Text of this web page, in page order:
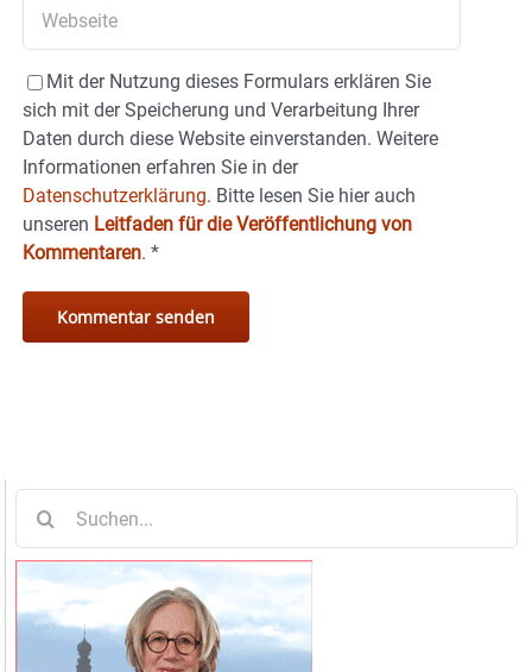
Mit der Nutzung dieses Formulars erklären Sie
sich mit der Speicherung und Verarbeitung Ihrer
Daten durch diese Website einverstanden. Weitere
Informationen erfahren Sie in der
Datenschutzerklärung. Bitte lesen Sie hier auch
unseren Leitfaden für die Veröffentlichung von
Kommentaren. *
nach: